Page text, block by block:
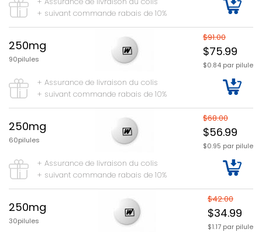
+ suivant commande rabais de 10%
250mg
90pilules
$91.00
$75.99
$0.84 par pilule
+ Assurance de livraison du colis
+ suivant commande rabais de 10%
250mg
60pilules
$68.00
$56.99
$0.95 par pilule
+ Assurance de livraison du colis
+ suivant commande rabais de 10%
250mg
30pilules
$42.00
$34.99
$1.17 par pilule